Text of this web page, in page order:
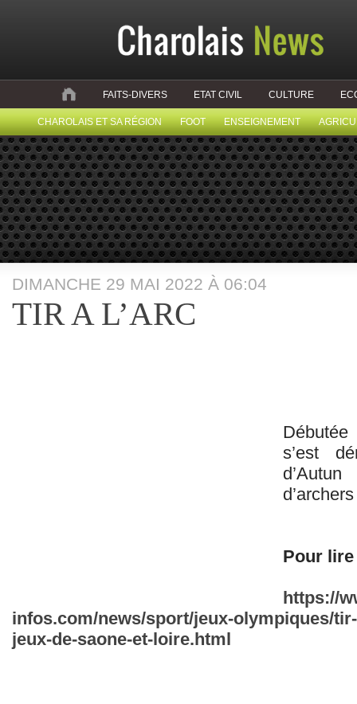
FAITS-DIVERS ETAT CIVIL CULTURE
CHAROLAIS ET SA RÉGION FOOT ENSEIGNEMENT
DIMANCHE 29 MAI 2022 À 06:04
TIR A L’ARC
s’est
Pour
https://
infos.com/news/sport/jeux-olympiques/
jeux-de-saone-et-loire.html